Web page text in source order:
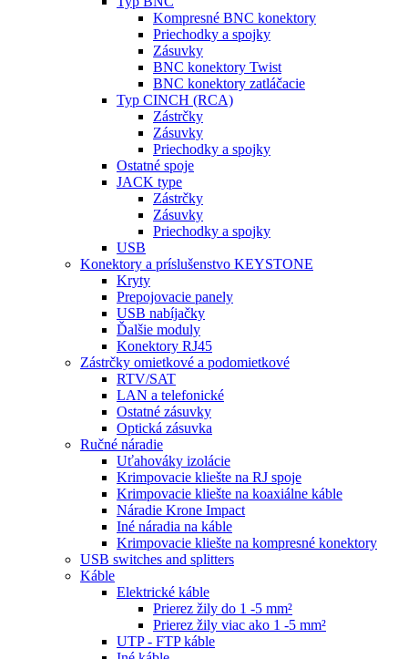
Kompresné BNC konektory
Priechodky a spojky
Zásuvky
BNC konektory Twist
BNC konektory zatláčacie
Typ CINCH (RCA)
Zástrčky
Zásuvky
Priechodky a spojky
Ostatné spoje
JACK type
Zástrčky
Zásuvky
Priechodky a spojky
USB
Konektory a príslušenstvo KEYSTONE
Kryty
Prepojovacie panely
USB nabíjačky
Ďalšie moduly
Konektory RJ45
Zástrčky omietkové a podomietkové
RTV/SAT
LAN a telefonické
Ostatné zásuvky
Optická zásuvka
Ručné náradie
Uťahováky izolácie
Krimpovacie kliešte na RJ spoje
Krimpovacie kliešte na koaxiálne káble
Náradie Krone Impact
Iné náradia na káble
Krimpovacie kliešte na kompresné konektory
USB switches and splitters
Káble
Elektrické káble
Prierez žily do 1 -5 mm²
Prierez žily viac ako 1 -5 mm²
UTP - FTP káble